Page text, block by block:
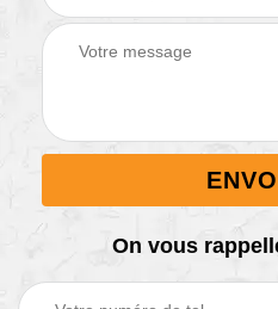
On vous